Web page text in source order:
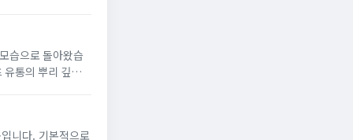
습으로 돌아왔습
유통의 뿌리 깊은
적으로